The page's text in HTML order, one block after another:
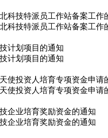
科技特派员工作站备案工作
科技特派员工作站备案工作
计划项目的通知
计划项目的通知
使投资人培育专项资金申请
使投资人培育专项资金申请
企业培育奖励资金的通知
企业培育奖励资金的通知